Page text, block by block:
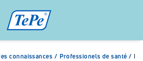
connaissances / Professionels de santé /